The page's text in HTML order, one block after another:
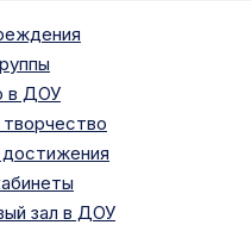
в ДОУ
зал в ДОУ